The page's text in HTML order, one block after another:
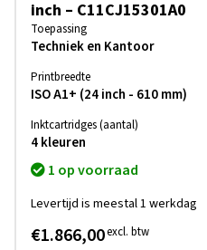
inch – C11CJ15301A0
Toepassing
Techniek en Kantoor
Printbreedte
ISO A1+ (24 inch - 610 mm)
Inktcartridges (aantal)
4 kleuren
1 op voorraad
Levertijd is meestal 1 werkdag
€1.866,00excl. btw